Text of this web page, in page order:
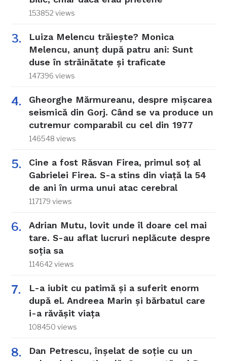
153852 views
Luiza Melencu trăiește? Monica
Melencu, anunț după patru ani: Sunt
duse în străinătate și traficate
147396 views
Gheorghe Mărmureanu, despre mișcarea
seismică din Gorj. Când se va produce un
cutremur comparabil cu cel din 1977
146548 views
Cine a fost Răsvan Firea, primul soț al
Gabrielei Firea. S-a stins din viață la 54
de ani în urma unui atac cerebral
117179 views
Adrian Mutu, lovit unde îl doare cel mai
tare. S-au aflat lucruri neplăcute despre
soția sa
114642 views
L-a iubit cu patimă și a suferit enorm
după el. Andreea Marin și bărbatul care
i-a răvășit viața
108450 views
Dan Petrescu, înșelat de soție cu un